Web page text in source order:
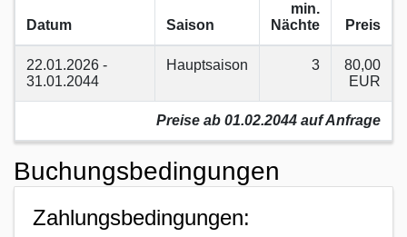
Datum Saison
min.
Nächte
Preis
22.01.2026 -
31.01.2044
Hauptsaison 3
80,00
EUR
Preise ab 01.02.2044 auf Anfrage
Buchungsbedingungen
Zahlungsbedingungen: